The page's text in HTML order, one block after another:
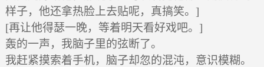
样子，他还拿热脸上去贴呢，真搞笑。]
[再让他得瑟一晚，等着明天看好戏吧。]
轰的一声，我脑子里的弦断了。
我赶紧摸索着手机，脑子却忽的混沌，意识模糊。